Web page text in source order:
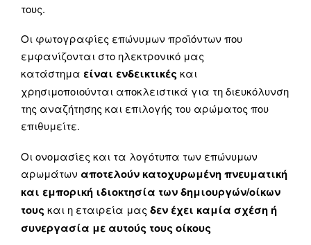
τους.
Οι φωτογραφίες επώνυμων προϊόντων που
εμφανίζονται στο ηλεκτρονικό μας
κατάστημα είναι ενδεικτικές και
χρησιμοποιούνται αποκλειστικά για τη διευκόλυνση
της αναζήτησης και επιλογής του αρώματος που
επιθυμείτε.
Οι ονομασίες και τα λογότυπα των επώνυμων
αρωμάτων αποτελούν κατοχυρωμένη πνευματική
και εμπορική ιδιοκτησία των δημιουργών/οίκων
τους και η εταιρεία μας δεν έχει καμία σχέση ή
συνεργασία με αυτούς τους οίκους